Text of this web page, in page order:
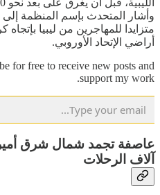
وأشار المتحدث بإسم المنظمة
متزايدا للمهاجرين من ليبيا
أراضي الإتحاد الأوروبي.
for free to receive new posts and
support my work.
عاصفة تجمد شمال شرق
آلاف الرحلات